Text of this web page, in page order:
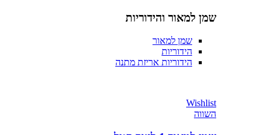
שמן למאור והידוריות
שמן למאור
הידוריות
הידוריות אריזת מתנה
Wishlist